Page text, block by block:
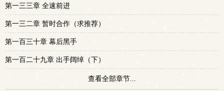
第一三三章 全速前进
第一三二章 暂时合作（求推荐）
第一百三十章 幕后黑手
第一百二十九章 出手阔绰（下）
查看全部章节...